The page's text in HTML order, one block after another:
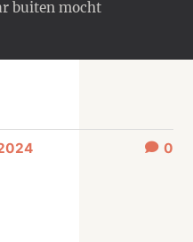
buiten mocht
0